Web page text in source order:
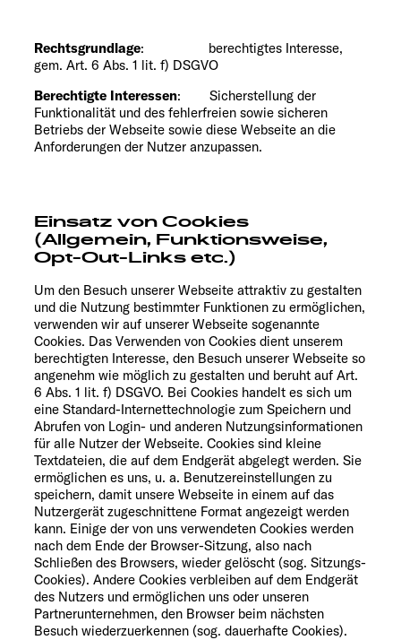
Rechtsgrundlage: berechtigtes Interesse,
gem. Art. 6 Abs. 1 lit. f) DSGVO
Berechtigte Interessen: Sicherstellung der
Funktionalität und des fehlerfreien sowie sicheren
Betriebs der Webseite sowie diese Webseite an die
Anforderungen der Nutzer anzupassen.
Einsatz von Cookies
(Allgemein, Funktionsweise,
Opt-Out-Links etc.)
Um den Besuch unserer Webseite attraktiv zu gestalten
und die Nutzung bestimmter Funktionen zu ermöglichen,
verwenden wir auf unserer Webseite sogenannte
Cookies. Das Verwenden von Cookies dient unserem
berechtigten Interesse, den Besuch unserer Webseite so
angenehm wie möglich zu gestalten und beruht auf Art.
6 Abs. 1 lit. f) DSGVO. Bei Cookies handelt es sich um
eine Standard-Internettechnologie zum Speichern und
Abrufen von Login- und anderen Nutzungsinformationen
für alle Nutzer der Webseite. Cookies sind kleine
Textdateien, die auf dem Endgerät abgelegt werden. Sie
ermöglichen es uns, u. a. Benutzereinstellungen zu
speichern, damit unsere Webseite in einem auf das
Nutzergerät zugeschnittene Format angezeigt werden
kann. Einige der von uns verwendeten Cookies werden
nach dem Ende der Browser-Sitzung, also nach
Schließen des Browsers, wieder gelöscht (sog. Sitzungs-
Cookies). Andere Cookies verbleiben auf dem Endgerät
des Nutzers und ermöglichen uns oder unseren
Partnerunternehmen, den Browser beim nächsten
Besuch wiederzuerkennen (sog. dauerhafte Cookies).